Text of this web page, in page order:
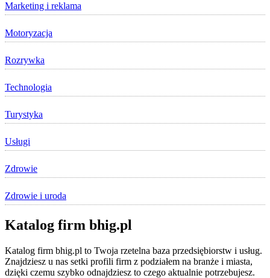
Marketing i reklama
Motoryzacja
Rozrywka
Technologia
Turystyka
Usługi
Zdrowie
Zdrowie i uroda
Katalog firm bhig.pl
Katalog firm bhig.pl to Twoja rzetelna baza przedsiębiorstw i usług.
Znajdziesz u nas setki profili firm z podziałem na branże i miasta,
dzięki czemu szybko odnajdziesz to czego aktualnie potrzebujesz.